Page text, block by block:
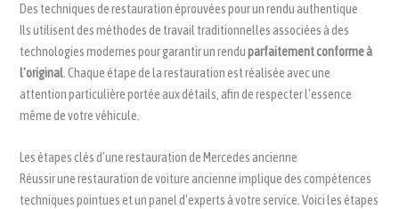
Des techniques de restauration éprouvées pour un rendu authentique
Ils utilisent des méthodes de travail traditionnelles associées à des
technologies modernes pour garantir un renduparfaitement conforme à
l’original . Chaque étape de la restauration est réalisée avec une
attention particulière portée aux détails, afin de respecter l’essence
même de votre véhicule.
Les étapes clés d’une restauration de Mercedes ancienne
Réussir une restauration de voiture ancienne implique des compétences
techniques pointues et un panel d’experts à votre service. Voici les étapes